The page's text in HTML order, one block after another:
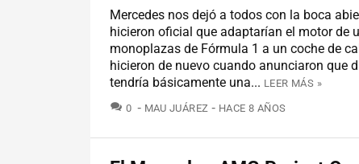
Mercedes nos dejó a todos con la boca
hicieron oficial que adaptarían el motor de
monoplazas de Fórmula 1 a un coche de
hicieron de nuevo cuando anunciaron que
tendría básicamente una... LEER MÁS »
0 COMENTARIOS
MAU JUÁREZ HACE 8 AÑOS